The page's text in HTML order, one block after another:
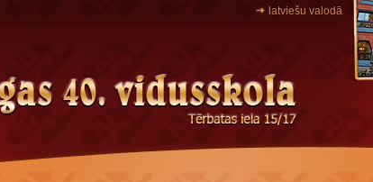
latviešu valodā